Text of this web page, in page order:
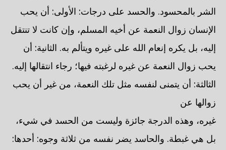
الشر بالمحسود. والحسد على درجات: الأولى: أن يحب
الإنسان زوال النعمة عن أخيه المسلم، وإن كانت لا تنتقل
إليه، بل يكره إنعام الله على غيره ويتألم به. الثانية: أن
يحب زوال النعمة عن غيره لرغبته فيها؛ رجاء انتقالها إليه.
الثالثة: أن يتمنى لنفسه مثل تلك النعمة، من غير أن يحب
زوالها عن
غيره، وهذه الدرجة جائزة وليست من الحسد في شيء،
بل هي غبطة. والحاسد يضر نفسه من ثلاثة وجوه: أحدها: